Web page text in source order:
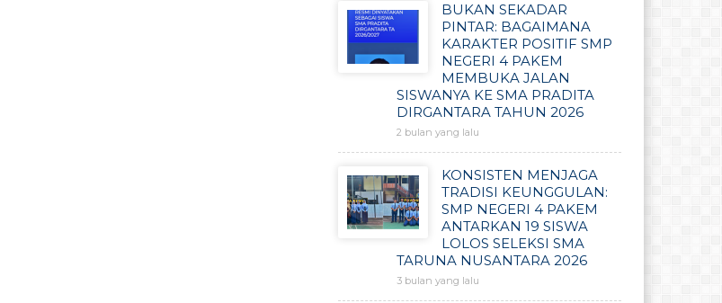
BUKAN SEKADAR
PINTAR: BAGAIMANA
KARAKTER POSITIF SMP
NEGERI 4 PAKEM
MEMBUKA JALAN
SISWANYA KE SMA PRADITA
DIRGANTARA TAHUN 2026
2 bulan yang lalu
KONSISTEN MENJAGA
TRADISI KEUNGGULAN:
SMP NEGERI 4 PAKEM
ANTARKAN 19 SISWA
LOLOS SELEKSI SMA
TARUNA NUSANTARA 2026
3 bulan yang lalu